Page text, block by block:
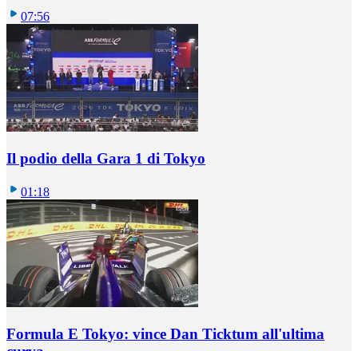
07:56
Il podio della Gara 1 di Tokyo
01:18
Formula E Tokyo: vince Dan Ticktum all'ultima